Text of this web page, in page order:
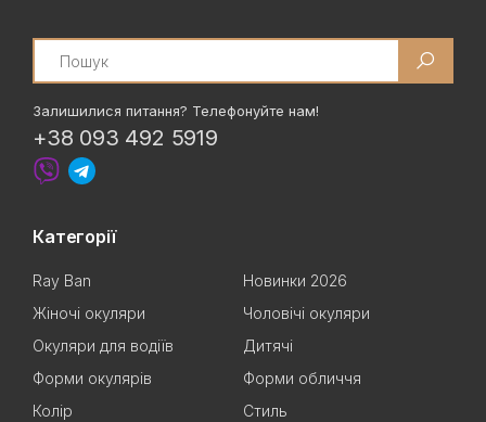
Search
Залишилися питання? Телефонуйте нам!
+38 093 492 5919
Категорії
Ray Ban
Новинки 2026
Жіночі окуляри
Чоловічі окуляри
Окуляри для водіїв
Дитячі
Форми окулярів
Форми обличчя
Колір
Стиль